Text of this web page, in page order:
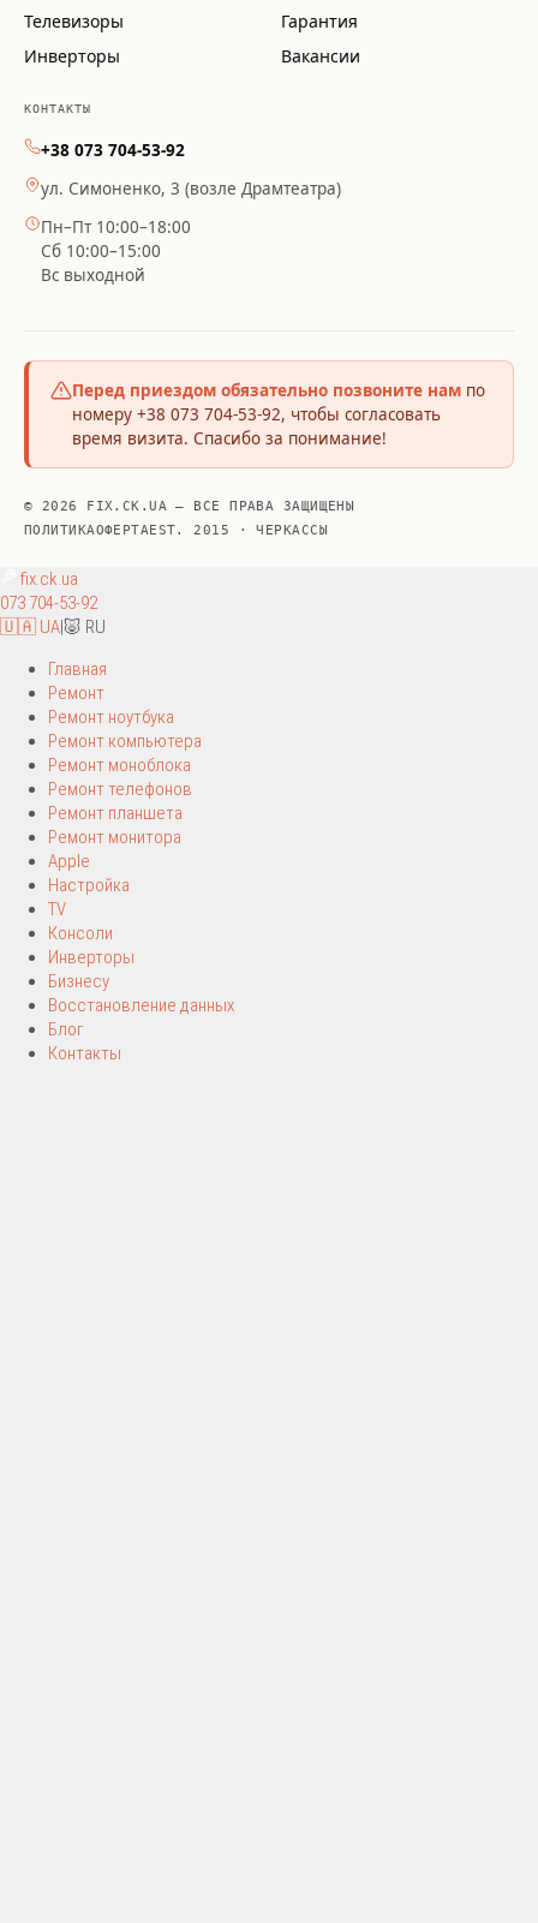
Телевизоры
Инверторы
Гарантия
Вакансии
КОНТАКТЫ
+38 073 704-53-92
ул. Симоненко, 3 (возле Драмтеатра)
Пн–Пт 10:00–18:00
Сб 10:00–15:00
Вс выходной
Перед приездом обязательно позвоните нам по
номеру +38 073 704-53-92, чтобы согласовать
время визита. Спасибо за понимание!
© 2026 FIX.CK.UA — ВСЕ ПРАВА ЗАЩИЩЕНЫ
ПОЛИТИКАОФЕРТАEST. 2015 · ЧЕРКАССЫ
fix.ck.ua
073 704-53-92
🇺🇦 UA|🐷 RU
Главная
Ремонт
Ремонт ноутбука
Ремонт компьютера
Ремонт моноблока
Ремонт телефонов
Ремонт планшета
Ремонт монитора
Apple
Настройка
TV
Консоли
Инверторы
Бизнесу
Восстановление данных
Блог
Контакты